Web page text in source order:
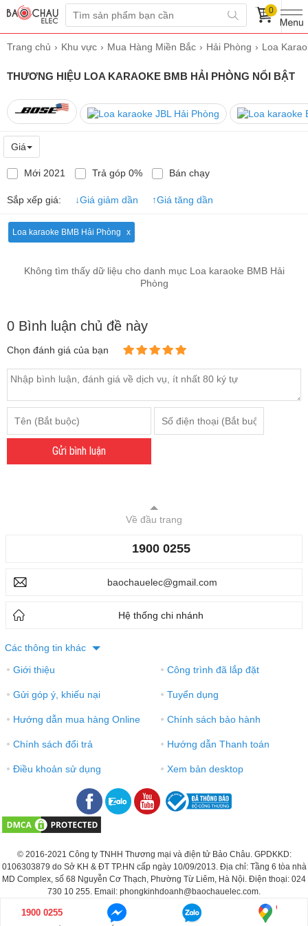
0
Trang chủ Khu vực Mua Hàng Miền Bắc Hải Phòng Loa
THƯƠNG HIỆU LOA KARAOKE BMB HẢI PHÒNG NỔI BẬT
Giá
Mới 2021 Trả góp 0% Bán chạy
Sắp xếp giá: ↓Giá giảm dần ↑Giá tăng dần
Loa karaoke BMB Hải Phòng
Không tìm thấy dữ liệu cho danh mục Loa karaoke BMB Hải
Phòng
0 Bình luận chủ đề này
Chọn đánh giá của bạn
Gửi bình luận
Về đầu trang
1900 0255
baochauelec@gmail.com
Hệ thống chi nhánh
Các thông tin khác
● Giới thiệu ● Công trình đã lắp đặt
● Gửi góp ý, khiếu nại ● Tuyển dụng
● Hướng dẫn mua hàng Online ● Chính sách bảo hành
● Chính sách đổi trả ● Hướng dẫn Thanh toán
● Điều khoản sử dụng ● Xem bản desktop
© 2016-2021 Công ty TNHH Thương mại và điện tử Bảo Châu. GPDKKD:
0106303879 do Sở KH & ĐT TP.HN cấp ngày 10/09/2013. Địa chỉ: Tầng 6 tòa nhà
MD Complex, số 68 Nguyễn Cơ Thạch, Phường Từ Liêm, Hà Nội. Điện thoại: 024
730 10 255. Email: phongkinhdoanh@baochauelec.com.
1900 0255